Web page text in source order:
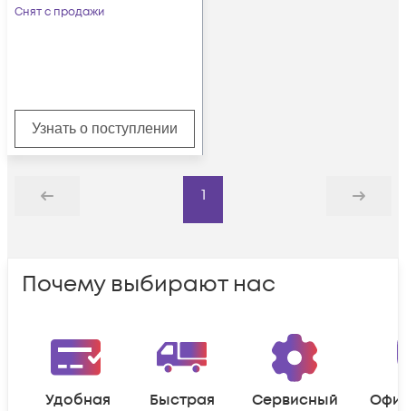
Снят с продажи
Узнать о поступлении
Назад
1
Дальше
Почему выбирают нас
Удобная
Быстрая
Сервисный